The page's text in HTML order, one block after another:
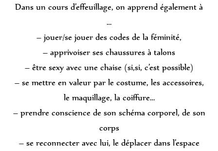
Dans un cours d’effeuillage, on apprend également à
…
– jouer/se jouer des codes de la féminité,
– apprivoiser ses chaussures à talons
– être sexy avec une chaise (si,si, c’est possible)
– se mettre en valeur par le costume, les accessoires,
le maquillage, la coiffure…
– prendre conscience de son schéma corporel, de son
corps
– se reconnecter avec lui, le déplacer dans l’espace